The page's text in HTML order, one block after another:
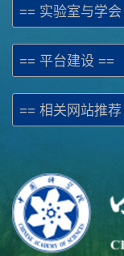
== 实验室与学会
== 平台建设 ==
== 相关网站推荐